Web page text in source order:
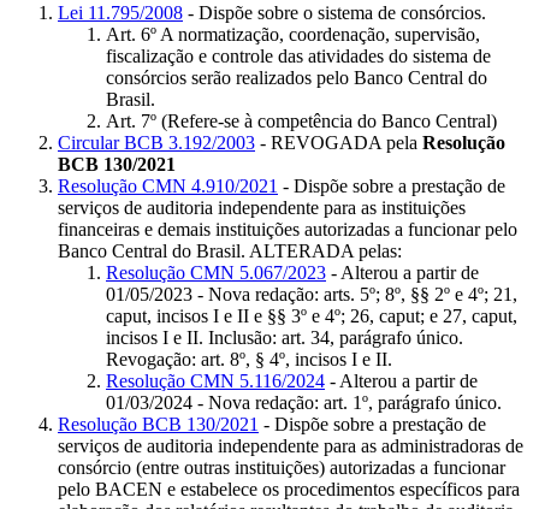
Lei 11.795/2008 - Dispõe sobre o sistema de consórcios.
Art. 6º A normatização, coordenação, supervisão,
fiscalização e controle das atividades do sistema de
consórcios serão realizados pelo Banco Central do
Brasil.
Art. 7º (Refere-se à competência do Banco Central)
Circular BCB 3.192/2003 - REVOGADA pela Resolução
BCB 130/2021
Resolução CMN 4.910/2021 - Dispõe sobre a prestação de
serviços de auditoria independente para as instituições
financeiras e demais instituições autorizadas a funcionar pelo
Banco Central do Brasil. ALTERADA pelas:
Resolução CMN 5.067/2023 - Alterou a partir de
01/05/2023 - Nova redação: arts. 5º; 8º, §§ 2º e 4º; 21,
caput, incisos I e II e §§ 3º e 4º; 26, caput; e 27, caput,
incisos I e II. Inclusão: art. 34, parágrafo único.
Revogação: art. 8º, § 4º, incisos I e II.
Resolução CMN 5.116/2024 - Alterou a partir de
01/03/2024 - Nova redação: art. 1º, parágrafo único.
Resolução BCB 130/2021 - Dispõe sobre a prestação de
serviços de auditoria independente para as administradoras de
consórcio (entre outras instituições) autorizadas a funcionar
pelo BACEN e estabelece os procedimentos específicos para